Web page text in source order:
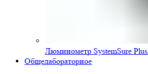
Люминометр SystemSure Plus
Общелабораторное